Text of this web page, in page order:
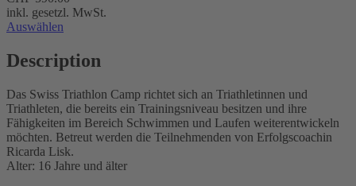
inkl. gesetzl. MwSt.
Auswählen
Description
Das Swiss Triathlon Camp richtet sich an Triathletinnen und
Triathleten, die bereits ein Trainingsniveau besitzen und ihre
Fähigkeiten im Bereich Schwimmen und Laufen weiterentwickeln
möchten. Betreut werden die Teilnehmenden von Erfolgscoachin
Ricarda Lisk.
Alter: 16 Jahre und älter